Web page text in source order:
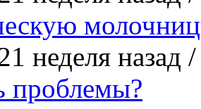
неделя назад
проблемы?